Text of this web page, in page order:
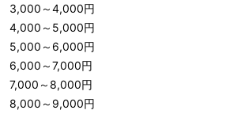
3,000 ～4,000円
4,000 ～ 5,000円
5,000 ～ 6,000円
6,000 ～7,000円
7,000 ～8,000円
8,000 ～ 9,000円